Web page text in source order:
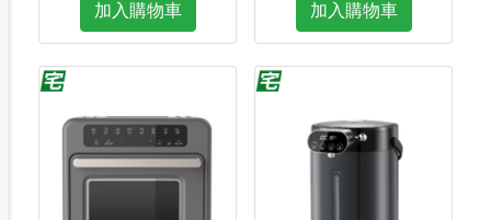
加入購物車 加入購物車